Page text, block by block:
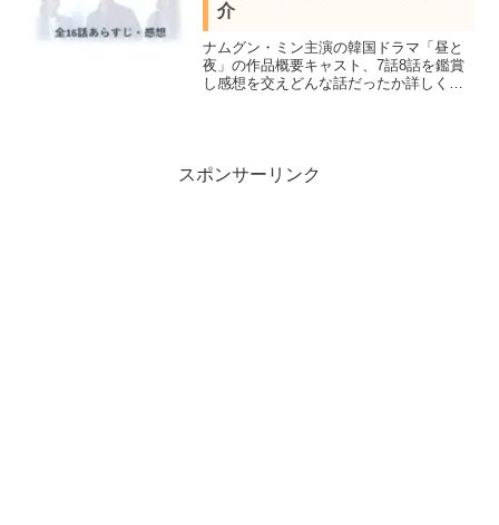
介
ナムグン・ミン主演の韓国ドラマ「昼と
夜」の作品概要キャスト、7話8話を鑑賞
し感想を交えどんな話だったか詳しくネ
スポンサーリンク